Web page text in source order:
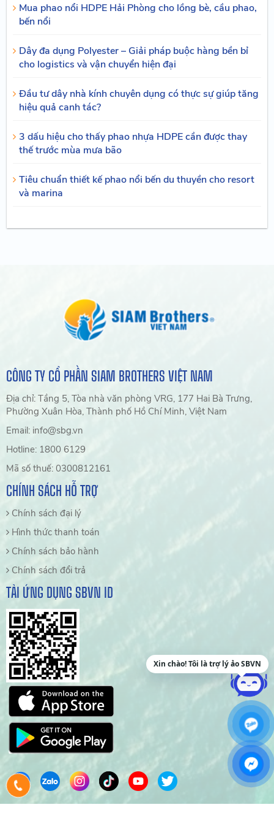
Mua phao nổi HDPE Hải Phòng cho lồng bè, cầu phao,
bến nổi
Dây đa dụng Polyester – Giải pháp buộc hàng bền bỉ
cho logistics và vận chuyển hiện đại
Đầu tư dây nhà kính chuyên dụng có thực sự giúp tăng
hiệu quả canh tác?
3 dấu hiệu cho thấy phao nhựa HDPE cần được thay
thế trước mùa mưa bão
Tiêu chuẩn thiết kế phao nổi bến du thuyền cho resort
và marina
CÔNG TY CỔ PHẦN SIAM BROTHERS VIỆT NAM
Địa chỉ: Tầng 5, Tòa nhà văn phòng VRG, 177 Hai Bà Trưng,
Phường Xuân Hòa, Thành phố Hồ Chí Minh, Việt Nam
Email: info@sbg.vn
Hotline: 1800 6129
Mã số thuế: 0300812161
CHÍNH SÁCH HỖ TRỢ
Chính sách đại lý
Hình thức thanh toán
Chính sách bảo hành
Chính sách đổi trả
TẢI ỨNG DỤNG SBVN ID
Xin chào! Tôi là trợ lý ảo SBVN